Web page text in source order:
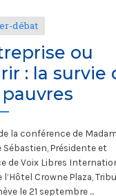
débat
ou
: la survie
la conférence de
Sébastien, Présidente et
de Voix Libres
l’Hôtel Crowne Plaza,
le 21 septembre ...